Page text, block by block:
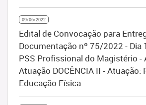
09/06/2022
Edital de Convocação para
Documentação nº 75/2022 -
PSS Profissional do Magistério -
Atuação DOCÊNCIA II - Atuação:
Educação Física